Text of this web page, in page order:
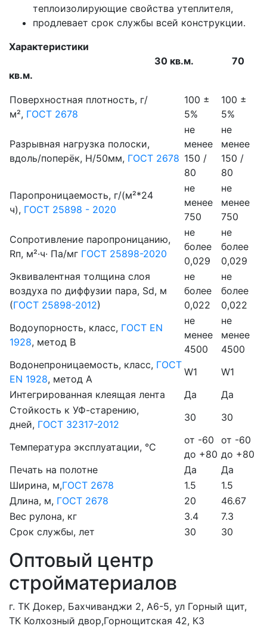
теплоизолирующие свойства утеплителя,
продлевает срок службы всей конструкции.
Характеристики
30 кв.м. 70
кв.м.
Поверхностная плотность, г/
м², ГОСТ 2678
100 ±
5%
100 ±
5%
Разрывная нагрузка полоски,
вдоль/поперёк, H/50мм, ГОСТ 2678
не
менее
150 /
80
не
менее
150 /
80
Паропроницаемость, г/(м²*24
ч), ГОСТ 25898 - 2020
не
менее
750
не
менее
750
Сопротивление паропроницанию,
Rп, м²·ч· Па/мг ГОСТ 25898-2020
не
более
0,029
не
более
0,029
Эквивалентная толщина слоя
воздуха по диффузии пара, Sd, м
(ГОСТ 25898-2012)
не
более
0,022
не
более
0,022
Водоупорность, класс, ГОСТ EN
1928, метод В
не
менее
4500
не
менее
4500
Водонепроницаемость, класс, ГОСТ
EN 1928, метод А
W1
W1
Интегрированная клеящая лента
Да
Да
Стойкость к УФ-старению,
дней, ГОСТ 32317-2012
30 30
Температура эксплуатации, °С
от -60
до +80
от -60
до +80
Печать на полотне
Да
Да
Ширина, м,ГОСТ 2678 1.5
1.5
Длина, м, ГОСТ 2678 20
46.67
Вес рулона, кг
3.4
7.3
Срок службы, лет
30 30
Оптовый центр
стройматериалов
г. ТК Докер, Бахчиванджи 2, А6-5, ул Горный щит,
ТК Колхозный двор,Горнощитская 42, К3